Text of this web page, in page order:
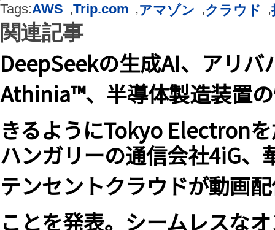
Tags:AWS ,Trip.com ,アマゾン ,クラウド ,
関連記事
DeepSeekの生成AI、アリ
Athinia™、半導体製造装置
きるようにTokyo Electron
ハンガリーの通信会社4iG、
テンセントクラウドが動画
ことを発表。シームレスな